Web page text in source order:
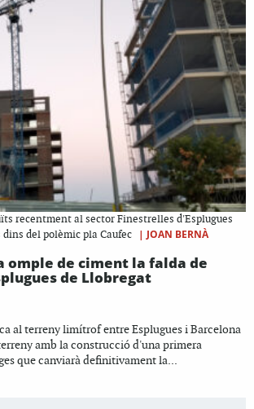
recentment al sector Finestrelles d'Esplugues
del polèmic pla Caufec
| JOAN BERNÀ
omple de ciment la falda de
de Llobregat
al terreny limítrof entre Esplugues i Barcelona
amb la construcció d'una primera
que canviarà definitivament la...